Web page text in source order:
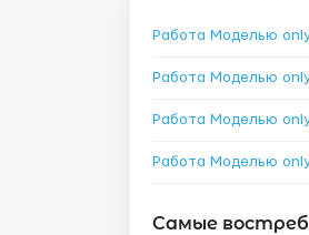
Работа Моделью
Работа Моделью
Работа Моделью
Работа Моделью
Самые